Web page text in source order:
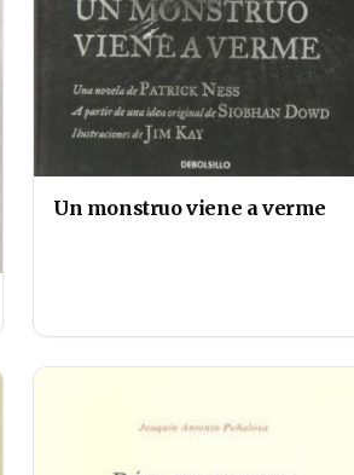
Un monstruo viene a verme